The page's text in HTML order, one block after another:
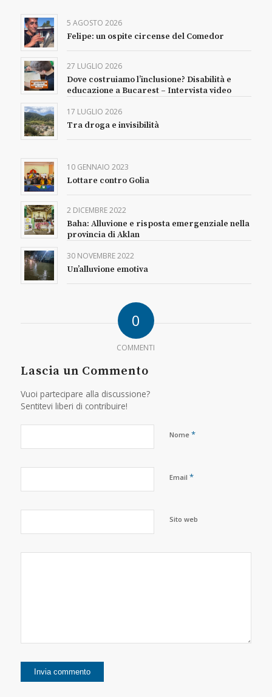
5 AGOSTO 2026
Felipe: un ospite circense del Comedor
27 LUGLIO 2026
Dove costruiamo l’inclusione? Disabilità e
educazione a Bucarest – Intervista video
17 LUGLIO 2026
Tra droga e invisibilità
10 GENNAIO 2023
Lottare contro Golia
2 DICEMBRE 2022
Baha: Alluvione e risposta emergenziale nella
provincia di Aklan
30 NOVEMBRE 2022
Un’alluvione emotiva
0
COMMENTI
Lascia un Commento
Vuoi partecipare alla discussione?
Sentitevi liberi di contribuire!
Nome *
Email *
Sito web